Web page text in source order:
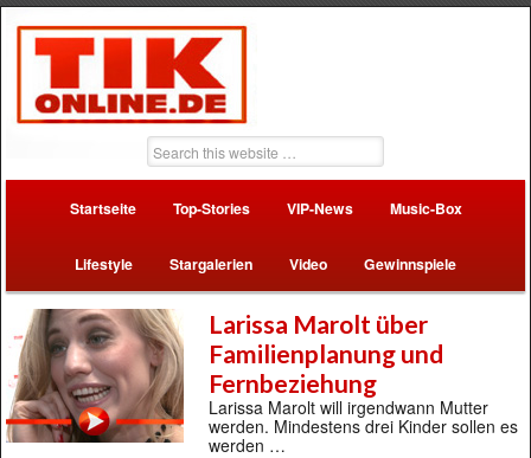
Startseite Top-Stories VIP-News Music-Box
Lifestyle Stargalerien Video Gewinnspiele
Larissa Marolt über
Familienplanung und
Fernbeziehung
Larissa Marolt will irgendwann Mutter
werden. Mindestens drei Kinder sollen es
werden …